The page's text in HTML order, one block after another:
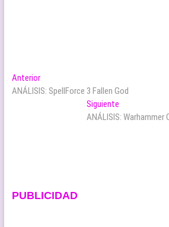
Navegación
de
AnteriorEntrada
anterior:
ANÁLISIS: SpellForce 3 Fallen God
Siguiente
siguiente:
ANÁLISIS: Warhammer
PUBLICIDAD